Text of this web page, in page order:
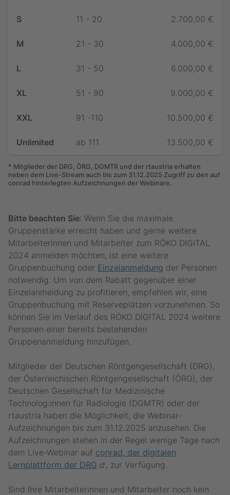
S 11 - 20 2.700,00 €
M 21 - 30 4.000,00 €
L 31 - 50 6.000,00 €
XL 51 - 90 9.000,00 €
XXL 91 -110 10.500,00 €
Unlimited ab 111 13.500,00 €
* Mitglieder der DRG, ÖRG, DGMTR und der rtaustria erhalten
neben dem Live-Stream auch bis zum 31.12.2025 Zugriff zu den auf
conrad hinterlegten Aufzeichnungen der Webinare.
Bitte beachten Sie: Wenn Sie die maximale
Gruppenstärke erreicht haben und gerne weitere
Mitarbeiterinnen und Mitarbeiter zum RÖKO DIGITAL
2024 anmelden möchten, ist eine weitere
Gruppenbuchung oder Einzelanmeldung der Personen
notwendig. Um von dem Rabatt gegenüber einer
Einzelanmeldung zu profitieren, empfehlen wir, eine
Gruppenbuchung mit Reserveplätzen vorzunehmen. So
können Sie im Verlauf des RÖKO DIGITAL 2024 weitere
Personen einer bereits bestehenden
Gruppenanmeldung hinzufügen.
Mitglieder der Deutschen Röntgengesellschaft (DRG),
der Österreichischen Röntgengesellschaft (ÖRG), der
Deutschen Gesellschaft für Medizinische
Technolog:innen für Radiologie (DGMTR) oder der
rtaustria haben die Möglichkeit, die Webinar-
Aufzeichnungen bis zum 31.12.2025 anzusehen. Die
Aufzeichnungen stehen in der Regel wenige Tage nach
dem Live-Webinar auf conrad, der digitalen
Lernplattform der DRG
, zur Verfügung.
Sind Ihre Mitarbeiterinnen und Mitarbeiter noch kein